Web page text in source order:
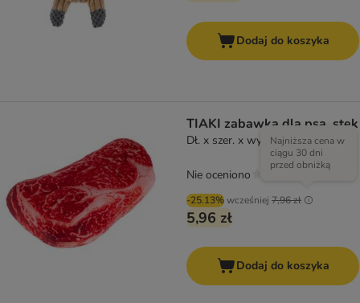
Dodaj do koszyka
TIAKI zabawka dla psa, stek
Dł. x szer. x wys.: 16 x 10 x 6 cm
-25.13%wcześniej 7,96 zł
Najniższa cena w
ciągu 30 dni
przed obniżką
5,96 zł
Nie oceniono
Dodaj do koszyka